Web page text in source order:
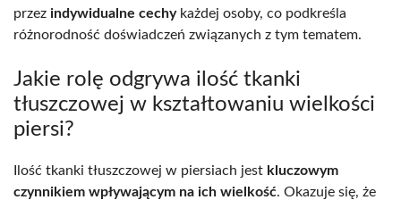
przez indywidualne cechykażdej osoby, co podkreśla
różnorodność doświadczeń związanych z tym tematem.
Jakie rolę odgrywa ilość tkanki
tłuszczowej w kształtowaniu wielkości
piersi?
Ilość tkanki tłuszczowej w piersiach jest kluczowym
czynnikiem wpływającym na ich wielkość. Okazuje się, że